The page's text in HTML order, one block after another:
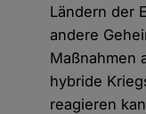
Ländern der
andere
Maßnahmen
hybride
reagieren